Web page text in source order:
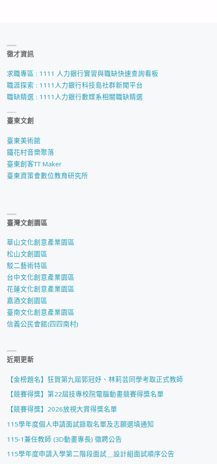
徵才資訊
求職專區 : 1111 人力銀行實習與職缺快速查詢看板
職涯探索 : 1111人力銀行科技島社群新聞平台
職缺精選 : 1111人力銀行數媒系相關職缺精選
臺東文創
臺東美術館
鐵花村音樂聚落
臺東創客TT Maker
臺東資策會數位教育研究所
臺灣文創園區
華山文化創意產業園區
松山文創園區
駁二藝術特區
台中文化創意產業園區
花蓮文化創意產業園區
嘉酒文創園區
臺南文化創意產業園區
信義公民會館(四四南村)
近期更新
【金榜題名】狂賀第九屆郭冠妤、林莉芸同學考取正式教師
【競賽得獎】第22屆技專校院電腦動畫競賽得獎名單
【競賽得獎】2026放視大賞得獎名單
115學年度個人申請面試錄取名單及志願選填通知
115-1兼任教師 (3D動畫專長) 徵聘公告
115學年度申請入學第二階段面試＿設計組面試順序公告